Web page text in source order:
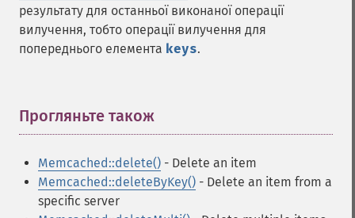
результату для останньої виконаної операції
вилучення, тобто операції вилучення для
попереднього елемента keys.
Прогляньте також
Memcached::delete() - Delete an item
Memcached::deleteByKey() - Delete an item from a
specific server